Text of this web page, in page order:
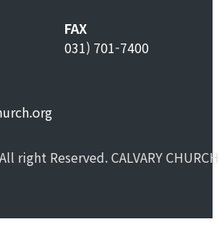
FAX
031) 701-7400
right Reserved. CALVARY CHURCH